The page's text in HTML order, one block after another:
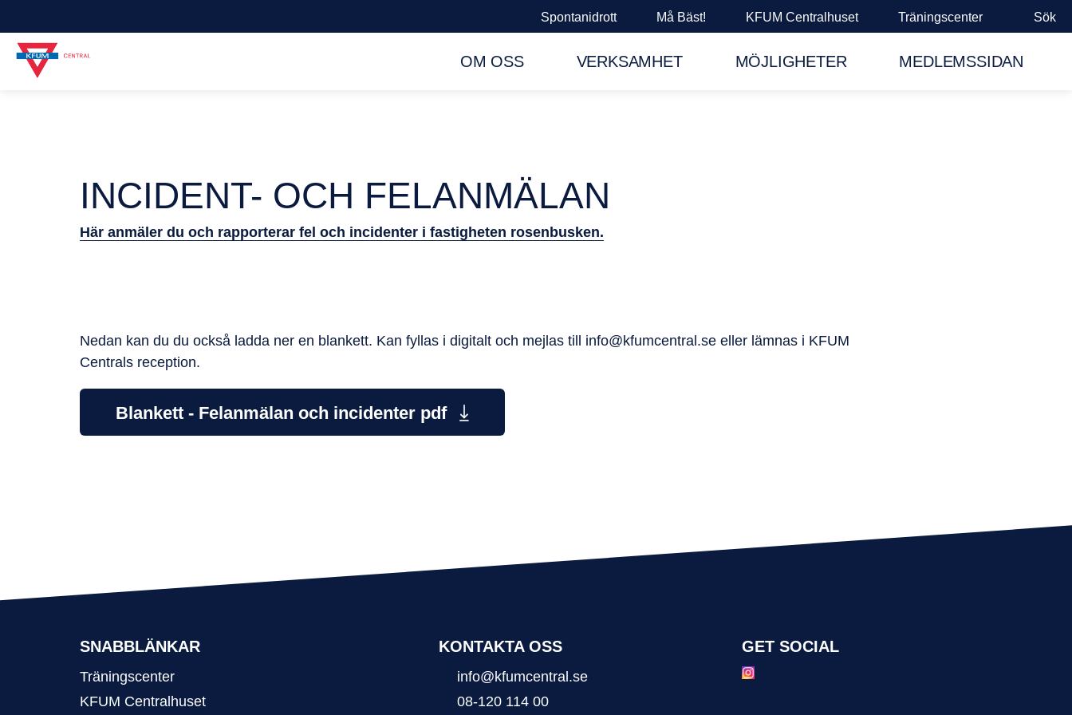
Spontanidrott Må Bäst! KFUM Centralhuset Träningscenter Sök
OM OSS VERKSAMHET MÖJLIGHETER MEDLEMSSIDAN
INCIDENT- OCH FELANMÄLAN
Här anmäler du och rapporterar fel och incidenter i fastigheten rosenbusken.
Nedan kan du du också ladda ner en blankett. Kan fyllas i digitalt och mejlas till info@kfumcentral.se eller lämnas i KFUM
Centrals reception.
Blankett - Felanmälan och incidenter pdf
SNABBLÄNKAR
Träningscenter
KFUM Centralhuset
KONTAKTA OSS
info@kfumcentral.se
08-120 114 00
GET SOCIAL